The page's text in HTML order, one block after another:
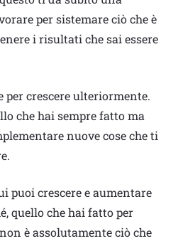
per sistemare ciò che è
i risultati che sai essere
crescere ulteriormente.
che hai sempre fatto ma
nuove cose che ti
puoi crescere e aumentare
quello che hai fatto per
è assolutamente ciò che